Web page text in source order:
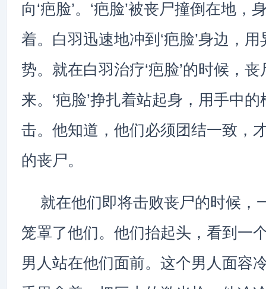
向‘疤脸’。‘疤脸’被丧尸撞倒在地，
着。白羽迅速地冲到‘疤脸’身边，
势。就在白羽治疗‘疤脸’的时候，
来。‘疤脸’挣扎着站起身，用手中
击。他知道，他们必须团结一致，
的丧尸。
就在他们即将击败丧尸的时候，
笼罩了他们。他们抬起头，看到一
男人站在他们面前。这个男人面容